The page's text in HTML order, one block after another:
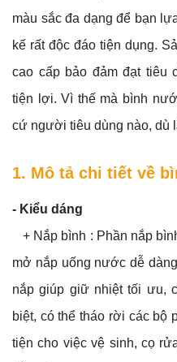
màu sắc đa dạng để bạn
kế rất độc đáo tiện dụng.
cao cấp bảo đảm đạt tiêu
tiện lợi. Vì thế mà bình
cứ người tiêu dùng nào, dù
1. Mô tả chi tiết về
- Kiểu dáng
+ Nắp bình : Phần nắp
mở nắp uống nước dễ
nắp giúp giữ nhiệt tối ưu,
biệt, có thể tháo rời các bộ
tiện cho việc vệ sinh, cọ